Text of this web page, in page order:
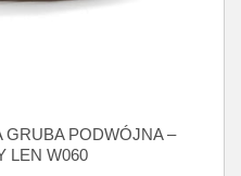
GRUBA PODWÓJNA –
LEN W060